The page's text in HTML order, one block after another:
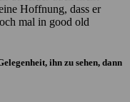
Hoffnung, dass er
mal in good old
ihn zu sehen, dann